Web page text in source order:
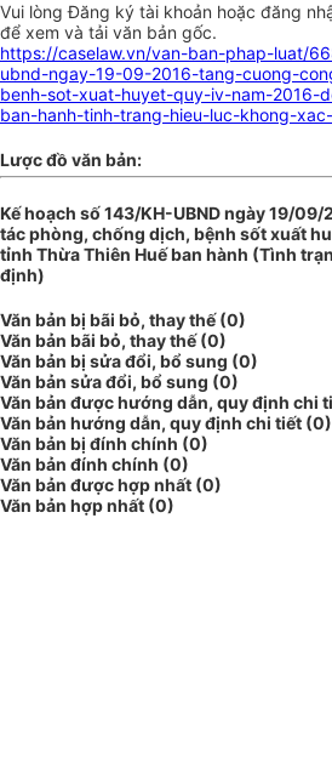
Vui lòngĐăng ký tài khoản hoặc đăng
để xem và tải văn bản gốc.
https://caselaw.vn/van-ban-phap-luat/
ubnd-ngay-19-09-2016-tang-cuong-
benh-sot-xuat-huyet-quy-iv-nam-2016-
ban-hanh-tinh-trang-hieu-luc-khong-
Lược đồ văn bản:
Kế hoạch số 143/KH-UBND ngày 19/
tác phòng, chống dịch, bệnh sốt xuất
tỉnh Thừa Thiên Huế ban hành (Tình
định)
Văn bản bị bãi bỏ, thay thế (0)
Văn bản bãi bỏ, thay thế (0)
Văn bản bị sửa đổi, bổ sung (0)
Văn bản sửa đổi, bổ sung (0)
Văn bản được hướng dẫn, quy định chi
Văn bản hướng dẫn, quy định chi tiết (0)
Văn bản bị đính chính (0)
Văn bản đính chính (0)
Văn bản được hợp nhất (0)
Văn bản hợp nhất (0)